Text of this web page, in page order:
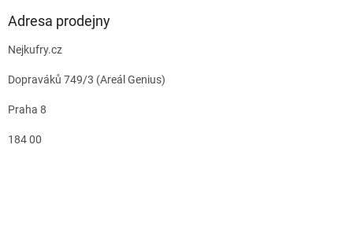
Adresa prodejny
Nejkufry.cz
Dopraváků 749/3 (Areál Genius)
Praha 8
184 00